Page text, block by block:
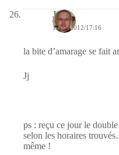
Jj
19/06/2012/17:16
la bite d’amarage se fait
Jj
ps : reçu ce jour le
selon les horaires
même !